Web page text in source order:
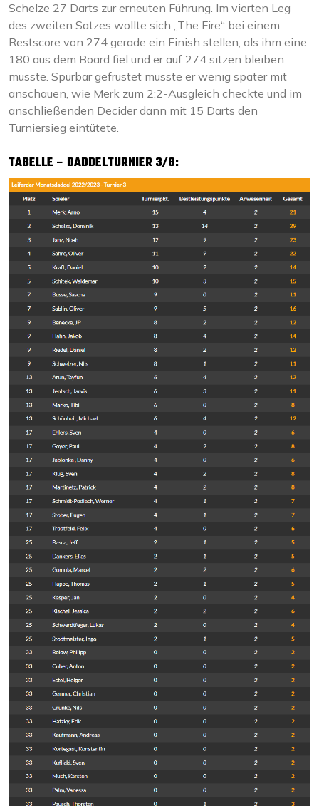
Schelze 27 Darts zur erneuten Führung. Im vierten Leg
des zweiten Satzes wollte sich „The Fire“ bei einem
Restscore von 274 gerade ein Finish stellen, als ihm eine
180 aus dem Board fiel und er auf 274 sitzen bleiben
musste. Spürbar gefrustet musste er wenig später mit
anschauen, wie Merk zum 2:2-Ausgleich checkte und im
anschließenden Decider dann mit 15 Darts den
Turniersieg eintütete.
TABELLE – DADDELTURNIER 3/8: